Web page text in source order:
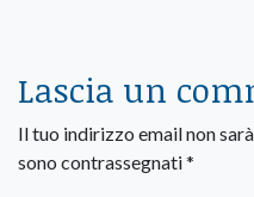
Lascia un
Il tuo indirizzo email non
sono contrassegnati*